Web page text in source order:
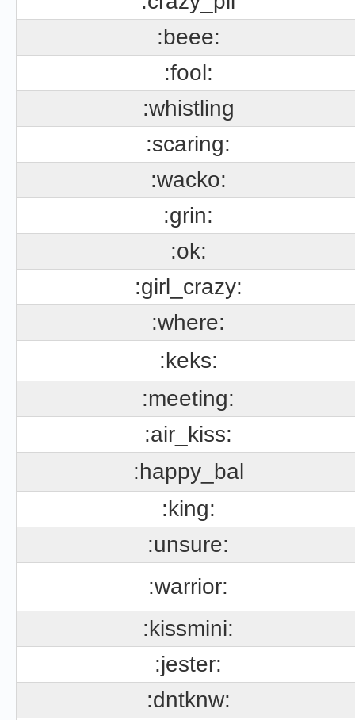
:beee:
:fool:
:whistling
:scaring:
:wacko:
:grin:
:ok:
:girl_crazy:
:where:
:keks:
:meeting:
:air_kiss:
:happy_bal
:king:
:unsure:
:warrior:
:kissmini:
:jester:
:dntknw: